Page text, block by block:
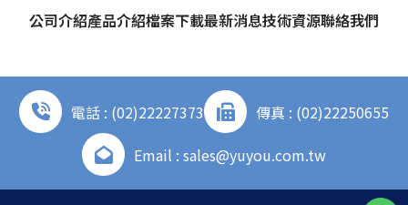
公司介紹產品介紹檔案下載最新消息技術資源聯絡我們
電話 : (02)22227373
傳真 : (02)22250655
Email : sales@yuyou.com.tw